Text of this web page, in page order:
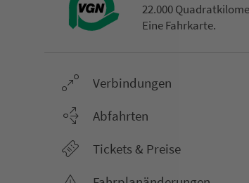
22.000
Eine Fahr­kar­te.
Ver­bin­dungen
Abfahrten
Tickets & Preise